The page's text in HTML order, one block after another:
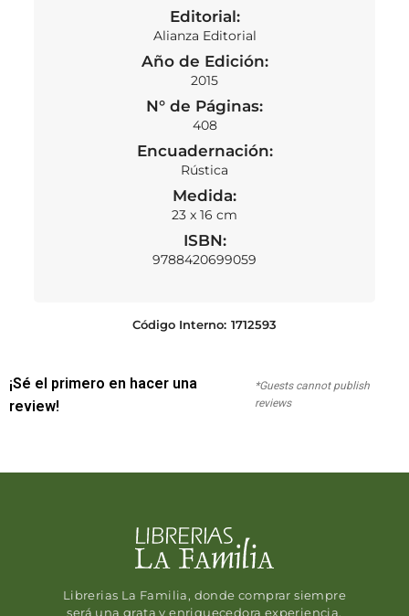
Editorial:
Alianza Editorial
Año de Edición:
2015
N° de Páginas:
408
Encuadernación:
Rústica
Medida:
23 x 16 cm
ISBN:
9788420699059
Código Interno: 1712593
¡Sé el primero en hacer una
review!
*Guests cannot publish
reviews
Librerias La Familia, donde comprar siempre
será una grata y enriquecedora experiencia.